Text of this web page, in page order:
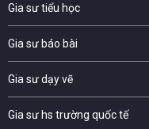
Gia sư tiểu học
Gia sư báo bài
Gia sư dạy vẽ
Gia sư hs trường quốc tế